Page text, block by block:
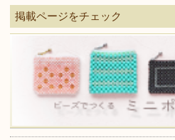
掲載ページをチェック